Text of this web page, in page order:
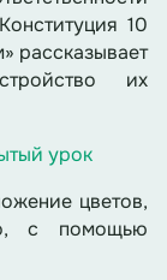
10
рассказывает
их
урок
цветов,
с помощью